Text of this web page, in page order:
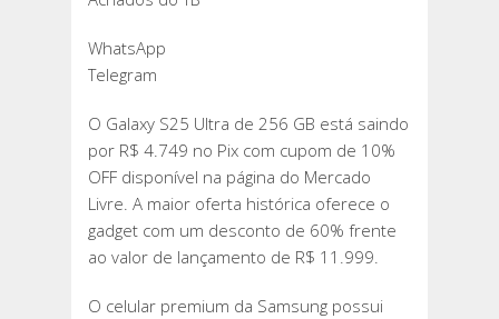
WhatsApp
Telegram
O Galaxy S25 Ultra de 256 GB está saindo
por R$ 4.749 no Pix com cupom de 10%
OFF disponível na página do Mercado
Livre. A maior oferta histórica oferece o
gadget com um desconto de 60% frente
ao valor de lançamento de R$ 11.999.
O celular premium da Samsung possui